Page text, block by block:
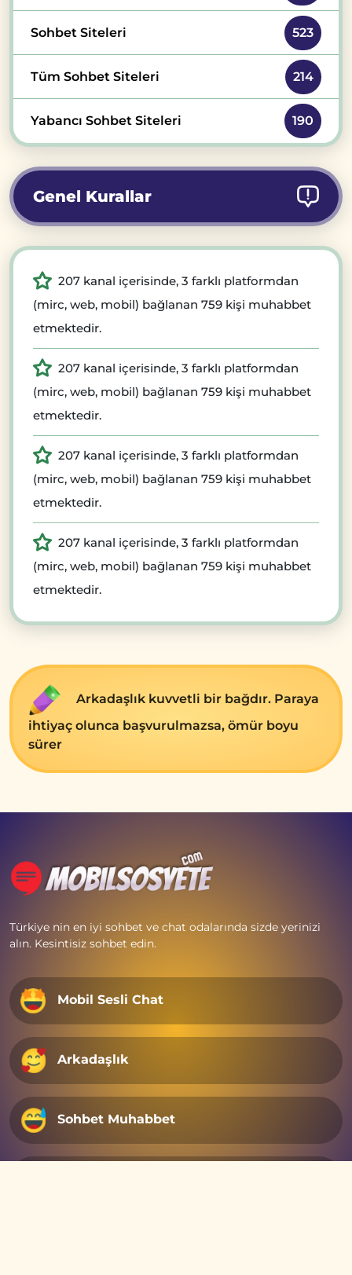
Sohbet Siteleri 523
Tüm Sohbet Siteleri 214
Yabancı Sohbet Siteleri 190
Genel Kurallar
207 kanal içerisinde, 3 farklı platformdan
(mirc, web, mobil) bağlanan 759 kişi muhabbet
etmektedir.
207 kanal içerisinde, 3 farklı platformdan
(mirc, web, mobil) bağlanan 759 kişi muhabbet
etmektedir.
207 kanal içerisinde, 3 farklı platformdan
(mirc, web, mobil) bağlanan 759 kişi muhabbet
etmektedir.
207 kanal içerisinde, 3 farklı platformdan
(mirc, web, mobil) bağlanan 759 kişi muhabbet
etmektedir.
Arkadaşlık kuvvеtli bir bağdır. Paraya
ihtiyaç olunca başvurulmazsa, ömür boyu
sürеr
Türkiye nin en iyi sohbet ve chat odalarında sizde yerinizi
alın. Kesintisiz sohbet edin.
Mobil Sesli Chat
Arkadaşlık
Sohbet Muhabbet